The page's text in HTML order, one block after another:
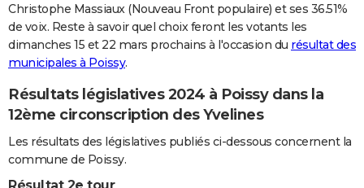
COPAINS D'AVANT
S'inscrire
Se connecter
Lycées
Collèges
Primaires
Universités
Entreprises
Service militaire
Avis de recherche
AVIS DE DÉCÈS
Christophe Massiaux (Nouveau Front populaire) et ses 36.51%
de voix. Reste à savoir quel choix feront les votants les
dimanches 15 et 22 mars prochains à l'occasion du résultat des
municipales à Poissy.
Résultats législatives 2024 à Poissy dans la
12ème circonscription des Yvelines
Les résultats des législatives publiés ci-dessous concernent la
commune de Poissy.